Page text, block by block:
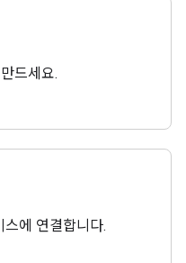
드세요.
에 연결합니다.